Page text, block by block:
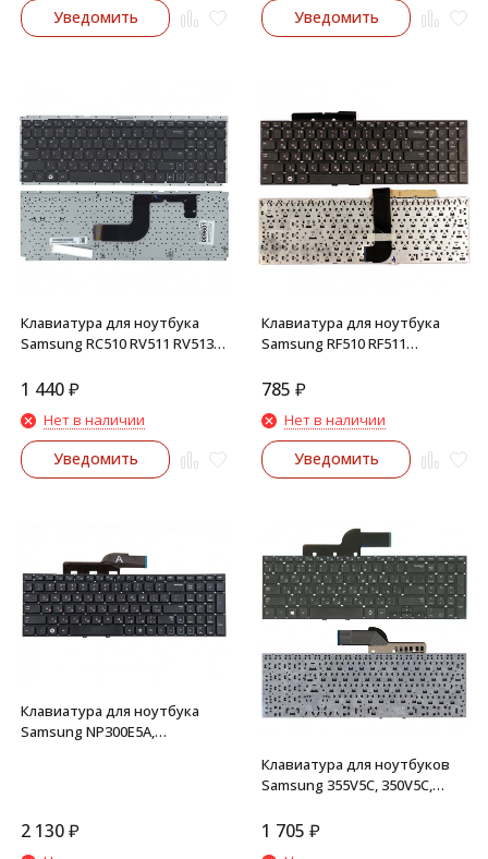
Уведомить Уведомить
Клавиатура для ноутбука
Samsung RC510 RV511 RV513
корпуса 009601
1 440₽
Нет в наличии
Уведомить
Клавиатура для ноутбука
Samsung RF510 RF511
785 ₽
Нет в наличии
Уведомить
Клавиатура для ноутбука
Samsung NP300E5A,
2 130₽
Клавиатура для ноутбуков
Samsung 355V5C, 350V5C,
(Черная)
1 705 ₽